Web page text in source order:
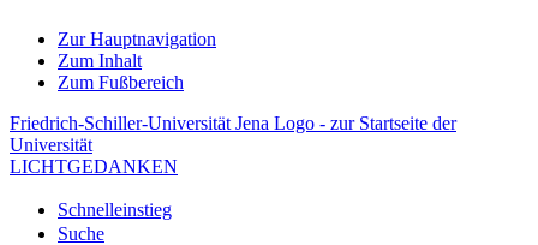
Zur Hauptnavigation
Zum Inhalt
Zum Fußbereich
Friedrich-Schiller-Universität Jena Logo - zur Startseite der
Universität
LICHTGEDANKEN
Schnelleinstieg
Suche